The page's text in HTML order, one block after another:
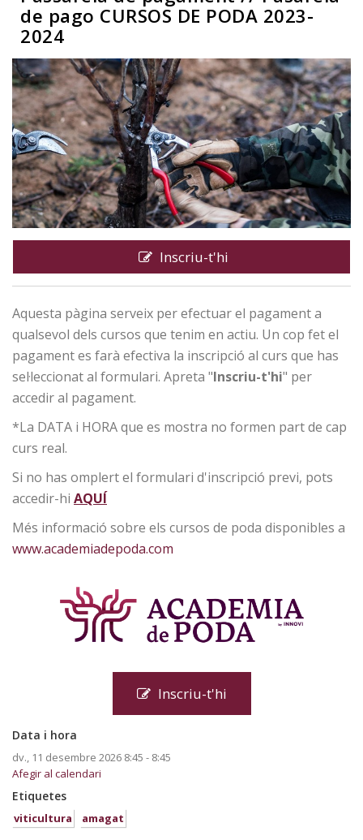
de pago CURSOS DE PODA 2023-
2024
Inscriu-t'hi
Aquesta pàgina serveix per efectuar el pagament a
qualsevol dels cursos que tenim en actiu. Un cop fet el
pagament es farà efectiva la inscripció al curs que has
sel·leccionat al formulari. Apreta "Inscriu-t'hi" per
accedir al pagament.
*La DATA i HORA que es mostra no formen part de cap
curs real.
Si no has omplert el formulari d'inscripció previ, pots
accedir-hi AQUÍ
Més informació sobre els cursos de poda disponibles a
www.academiadepoda.com
Inscriu-t'hi
Data i hora
dv., 11 desembre 2026 8:45 - 8:45
Afegir al calendari
Etiquetes
viticultura amagat